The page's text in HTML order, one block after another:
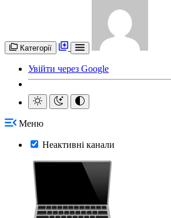
Категорії
Увійти через Google
Меню
Неактивні канали